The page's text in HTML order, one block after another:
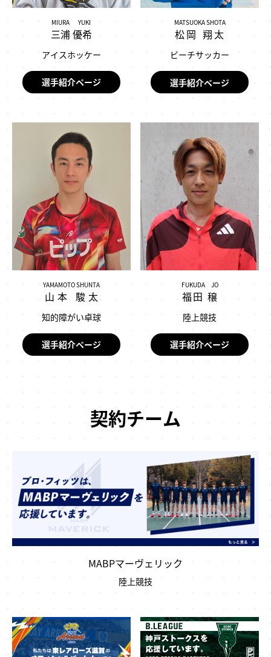
三浦 優希
MIURA YUKI
アイスホッケー
選手紹介ページ
松岡 翔太
MATSUOKA SHOTA
ビーチサッカー
選手紹介ページ
山本 駿太
YAMAMOTO SHUNTA
知的障がい卓球
選手紹介ページ
福田 穣
FUKUDA JO
陸上競技
選手紹介ページ
契約チーム
MABPマーヴェリック
陸上競技